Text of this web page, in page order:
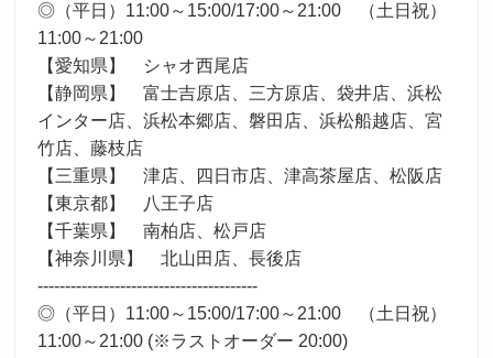
◎（平日）11:00～15:00/17:00～21:00 （土日祝）
11:00～21:00
【愛知県】 シャオ西尾店
【静岡県】 富士吉原店、三方原店、袋井店、浜松
インター店、浜松本郷店、磐田店、浜松船越店、宮
竹店、藤枝店
【三重県】 津店、四日市店、津高茶屋店、松阪店
【東京都】 八王子店
【千葉県】 南柏店、松戸店
【神奈川県】 北山田店、長後店
----------------------------------------
◎（平日）11:00～15:00/17:00～21:00 （土日祝）
11:00～21:00 (※ラストオーダー 20:00)